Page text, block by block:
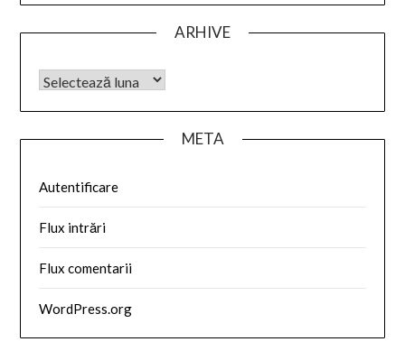
ARHIVE
META
Autentificare
Flux intrări
Flux comentarii
WordPress.org